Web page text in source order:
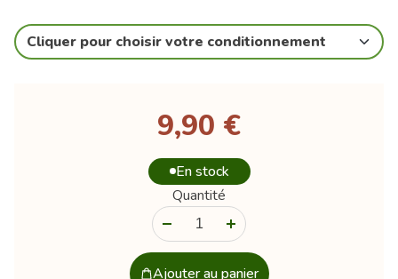
Cliquer pour choisir votre conditionnement
9,90 €
En stock
Quantité
Ajouter au panier